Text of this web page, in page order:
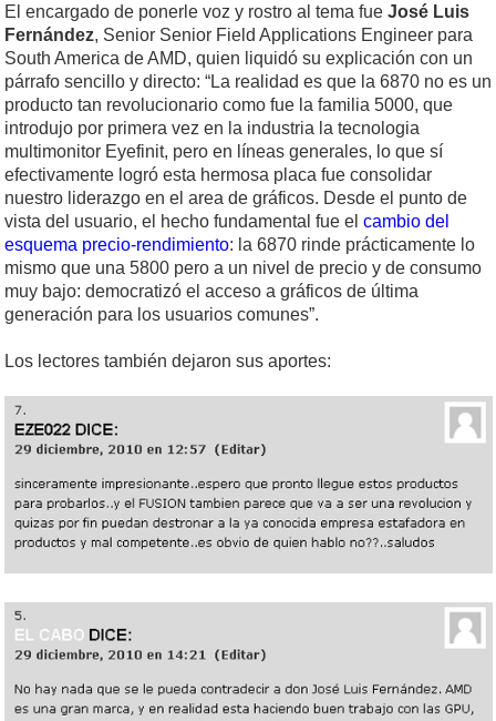
El encargado de ponerle voz y rostro al tema fue José Luis
Fernández, Senior Senior Field Applications Engineer para
South America de AMD, quien liquidó su explicación con un
párrafo sencillo y directo: “La realidad es que la 6870 no es un
producto tan revolucionario como fue la familia 5000, que
introdujo por primera vez en la industria la tecnologia
multimonitor Eyefinit, pero en líneas generales, lo que sí
efectivamente logró esta hermosa placa fue consolidar
nuestro liderazgo en el area de gráficos. Desde el punto de
vista del usuario, el hecho fundamental fue el cambio del
esquema precio-rendimiento: la 6870 rinde prácticamente lo
mismo que una 5800 pero a un nivel de precio y de consumo
muy bajo: democratizó el acceso a gráficos de última
generación para los usuarios comunes”.
Los lectores también dejaron sus aportes: